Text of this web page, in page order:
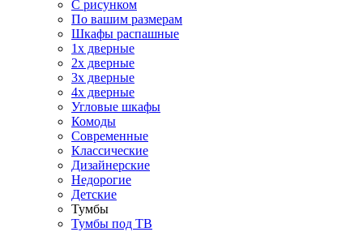
С рисунком
По вашим размерам
Шкафы распашные
1х дверные
2х дверные
3х дверные
4х дверные
Угловые шкафы
Комоды
Современные
Классические
Дизайнерские
Недорогие
Детские
Тумбы
Тумбы под ТВ